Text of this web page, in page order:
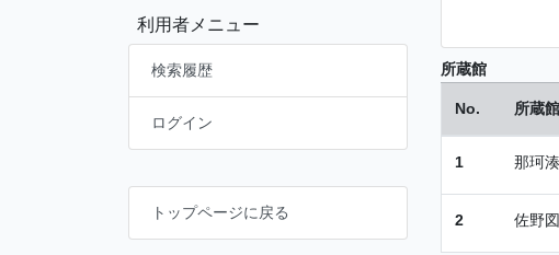
利用者メニュー
検索履歴
ログイン
トップページに戻る
所蔵館
No. 所蔵館
1 那珂
2 佐野